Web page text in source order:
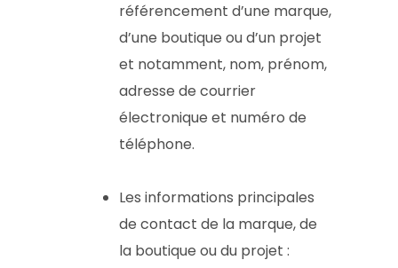
référencement d’une marque,
d’une boutique ou d’un projet
et notamment, nom, prénom,
adresse de courrier
électronique et numéro de
téléphone.
Les informations principales
de contact de la marque, de
la boutique ou du projet :